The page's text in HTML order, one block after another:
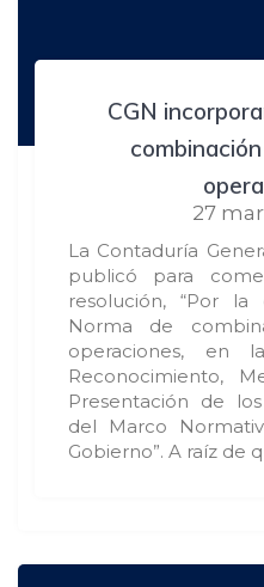
CGN
27
La Contaduría
publicó para
resolución, “Por
Norma de
operaciones, en
Reconocimiento,
Presentación de
del Marco
Gobierno”. A raíz de